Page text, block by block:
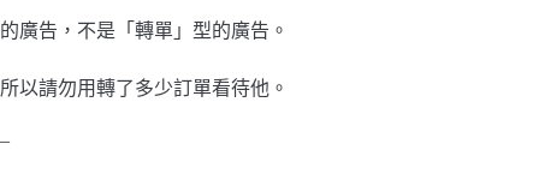
的廣告，不是「轉單」型的廣告。
所以請勿用轉了多少訂單看待他。
–